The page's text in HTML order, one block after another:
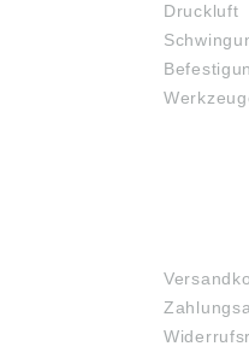
Druckluft